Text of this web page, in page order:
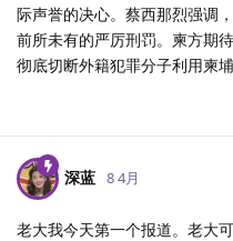
际声誉的决心。蔡西那烈强调
前所未有的严厉刑罚。柬方期
彻底切断外籍犯罪分子利用柬
深蓝 8 4月
老大我今天第一个报道。老大